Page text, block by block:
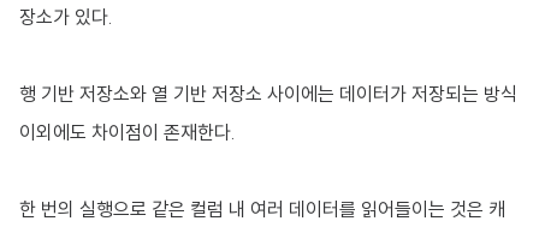
장소가 있다.
행 기반 저장소와 열 기반 저장소 사이에는 데이터가 저장되는 방식
이외에도 차이점이 존재한다.
한 번의 실행으로 같은 컬럼 내 여러 데이터를 읽어들이는 것은 캐